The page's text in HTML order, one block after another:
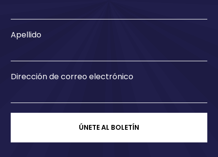
Apellido
Dirección de correo electrónico
ÚNETE AL BOLETÍN